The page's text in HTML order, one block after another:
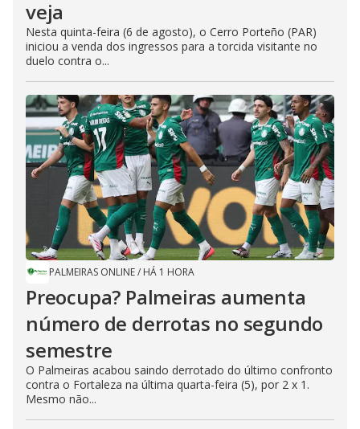
veja
Nesta quinta-feira (6 de agosto), o Cerro Porteño (PAR)
iniciou a venda dos ingressos para a torcida visitante no
duelo contra o...
PALMEIRAS ONLINE/ HÁ 1 HORA
Preocupa? Palmeiras aumenta
número de derrotas no segundo
semestre
O Palmeiras acabou saindo derrotado do último confronto
contra o Fortaleza na última quarta-feira (5), por 2 x 1.
Mesmo não...